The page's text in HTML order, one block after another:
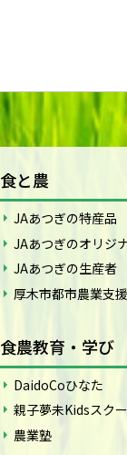
食と農
JAあつぎの特産品
JAあつぎのオリジ
JAあつぎの生産者
厚木市都市農業支
食農教育・学び
DaidoCoひなた
親子夢未Kidsスク
農業塾